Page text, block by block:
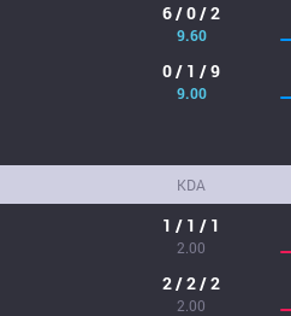
6 / 0 / 2
9.60
0 / 1 / 9
9.00
KDA
1 / 1 / 1
2.00
2 / 2 / 2
2.00